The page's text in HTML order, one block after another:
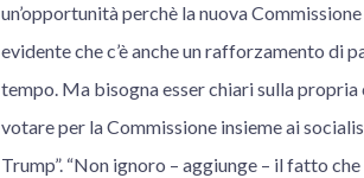
un’opportunità perchè la nuova
evidente che c’è anche un rafforzamento di
tempo. Ma bisogna esser chiari sulla
votare per la Commissione insieme ai
Trump”. “Non ignoro – aggiunge – il fatto